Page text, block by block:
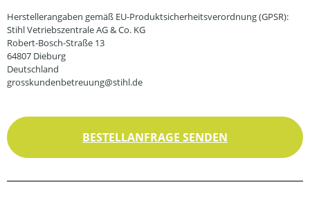
Herstellerangaben gemäß EU-Produktsicherheitsverordnung (GPSR):
Stihl Vetriebszentrale AG & Co. KG
Robert-Bosch-Straße 13
64807 Dieburg
Deutschland
grosskundenbetreuung@stihl.de
BESTELLANFRAGE SENDEN